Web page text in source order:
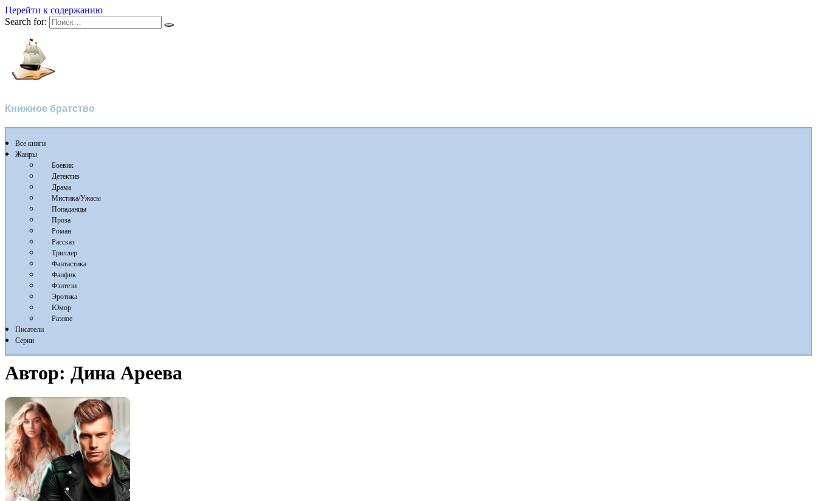
Перейти к содержанию
Search for:
Книжное братство
Все книги
Жанры
Боевик
Детектив
Драма
Мистика/Ужасы
Попаданцы
Проза
Роман
Рассказ
Триллер
Фантастика
Фанфик
Фэнтези
Эротика
Юмор
Разное
Писатели
Серии
Автор: Дина Ареева